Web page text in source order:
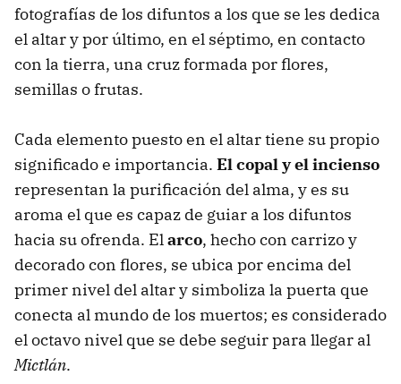
fotografías de los difuntos a los que se les dedica
el altar y por último, en el séptimo, en contacto
con la tierra, una cruz formada por flores,
semillas o frutas.
Cada elemento puesto en el altar tiene su propio
significado e importancia. El copal y el incienso
representan la purificación del alma, y es su
aroma el que es capaz de guiar a los difuntos
hacia su ofrenda. Elarco, hecho con carrizo y
decorado con flores, se ubica por encima del
primer nivel del altar y simboliza la puerta que
conecta al mundo de los muertos; es considerado
el octavo nivel que se debe seguir para llegar al
Mictlán.